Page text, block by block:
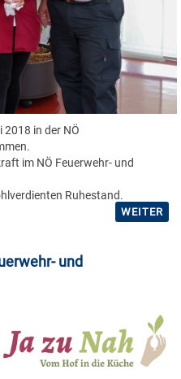
2018 in der NÖ
im NÖ Feuerwehr- und
Ruhestand.
WEITER
und